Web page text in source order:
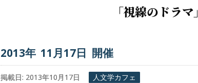
「視線の ドラマ」
2013年 11月17日 開催
掲載日: 2013年10月17日 人文学カフェ